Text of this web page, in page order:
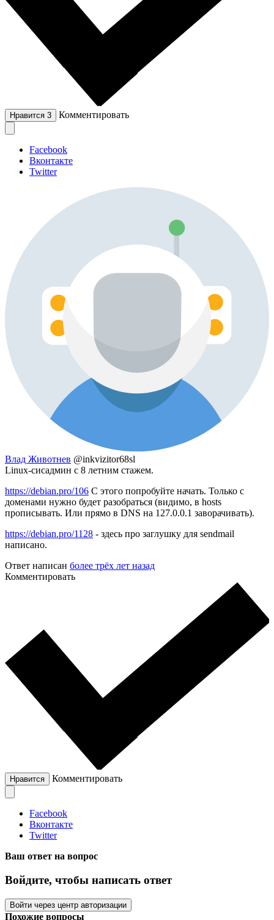
Нравится 3 Комментировать
Facebook
Вконтакте
Twitter
Влад Животнев @inkvizitor68sl
Linux-сисадмин с 8 летним стажем.
https://debian.pro/106 С этого попробуйте начать. Только с
доменами нужно будет разобраться (видимо, в hosts
прописывать. Или прямо в DNS на 127.0.0.1 заворачивать).
https://debian.pro/1128 - здесь про заглушку для sendmail
написано.
Ответ написан более трёх лет назад
Комментировать
Нравится Комментировать
Facebook
Вконтакте
Twitter
Ваш ответ на вопрос
Войдите, чтобы написать ответ
Войти через центр авторизации
Похожие вопросы